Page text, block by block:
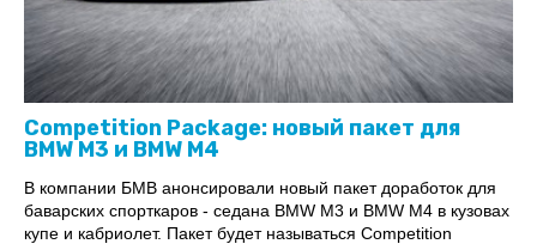
Competition Package: новый пакет для
BMW M3 и BMW M4
В компании БМВ анонсировали новый пакет доработок для
баварских спорткаров - седана BMW M3 и BMW M4 в кузовах
купе и кабриолет. Пакет будет называться Competition